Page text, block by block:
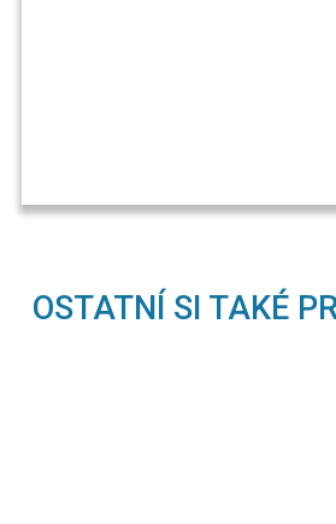
OSTATNÍ SI TAKÉ